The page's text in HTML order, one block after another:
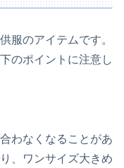
服のアイテムです。
のポイントに注意し
わなくなることがあ
、ワンサイズ大きめ